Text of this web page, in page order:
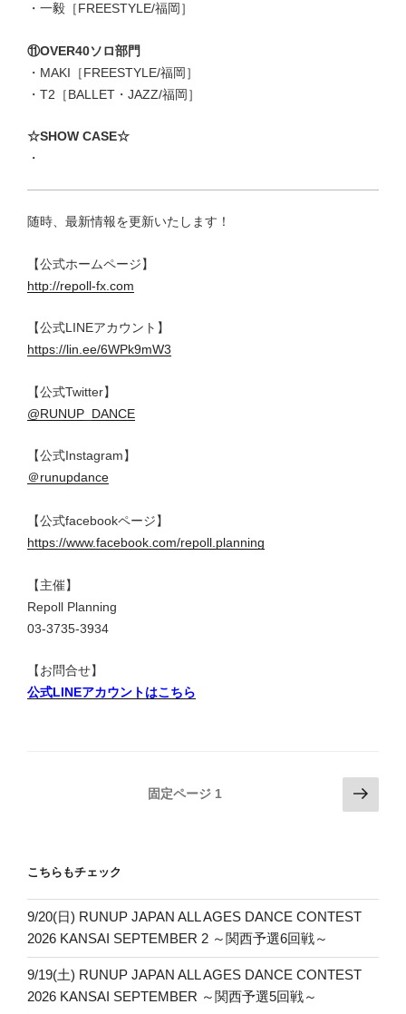
・一毅［FREESTYLE/福岡］
⑪OVER40ソロ部門
・MAKI［FREESTYLE/福岡］
・T2［BALLET・JAZZ/福岡］
☆SHOW CASE☆
・
随時、最新情報を更新いたします！
【公式ホームページ】
http://repoll-fx.com
【公式LINEアカウント】
https://lin.ee/6WPk9mW3
【公式Twitter】
@RUNUP_DANCE
【公式Instagram】
＠runupdance
【公式facebookページ】
https://www.facebook.com/repoll.planning
【主催】
Repoll Planning
03-3735-3934
【お問合せ】
公式LINEアカウントはこちら
ビ
ー
シ
ョ
ン
固定ページ 1
次
の
こちらもチェック
9/20(日) RUNUP JAPAN ALL AGES DANCE CONTEST
2026 KANSAI SEPTEMBER 2 ～関西予選6回戦～
9/19(土) RUNUP JAPAN ALL AGES DANCE CONTEST
2026 KANSAI SEPTEMBER ～関西予選5回戦～